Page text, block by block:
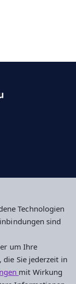
Technologien
sind
um Ihre
Sie jederzeit in
mit Wirkung